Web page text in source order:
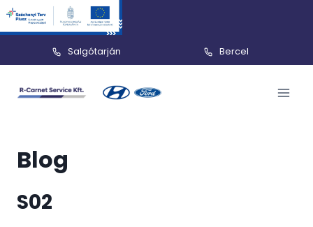
Salgótarján Bercel
Blog
S02